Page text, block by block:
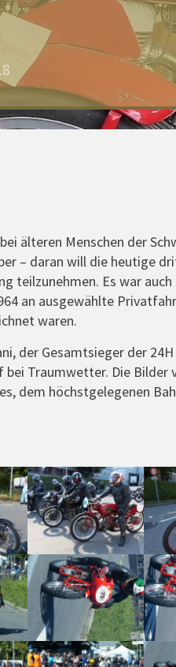
älteren Menschen der
– daran will die heutige
teilzunehmen. Es war
an ausgewählte
waren.
der Gesamtsieger der
Traumwetter. Die Bilder
dem höchstgelegenen